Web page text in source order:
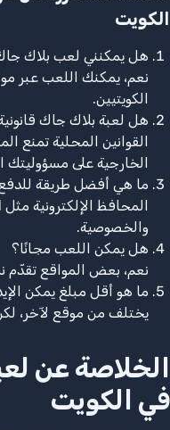
الكويت
هل يمكنني لعب بلاك
نعم، يمكنك اللعب عبر
الكويتيين.
هل لعبة بلاك جاك
القوانين المحلية تمنع
الخارجية على مسؤوليتك
ما هي أفضل طريقة
والخصوصية.
هل يمكن اللعب مجانًا؟
نعم، بعض المواقع تقدّم
ما هو أقل مبلغ يمكن
يختلف من موقع لآخر، لكن يبدأ
الخلاصة عن
في الكويت